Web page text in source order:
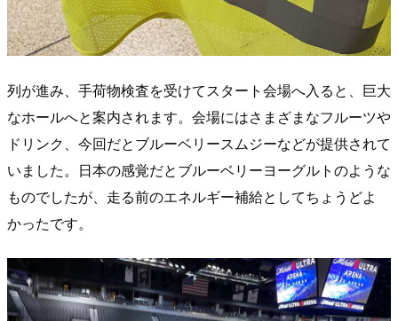
列が進み、手荷物検査を受けてスタート会場へ入ると、巨大
なホールへと案内されます。会場にはさまざまなフルーツや
ドリンク、今回だとブルーベリースムジーなどが提供されて
いました。日本の感覚だとブルーベリーヨーグルトのような
ものでしたが、走る前のエネルギー補給としてちょうどよ
かったです。